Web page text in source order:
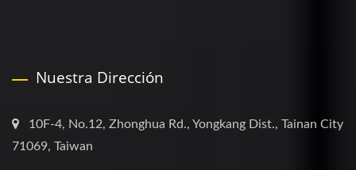
Nuestra Dirección
10F-4, No.12, Zhonghua Rd., Yongkang Dist., Tainan City
71069, Taiwan